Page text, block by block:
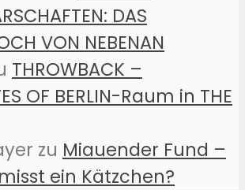
DAS
VON NEBENAN
THROWBACK –
OF BERLIN-Raum in THE
zu Miauender Fund –
ein Kätzchen?